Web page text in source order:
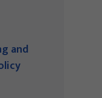
and